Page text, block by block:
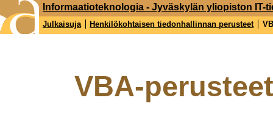
VBA-
Informaatioteknologia - Jyväskylän yliopiston IT-
Julkaisuja Henkilökohtaisen tiedonhallinnan perusteet